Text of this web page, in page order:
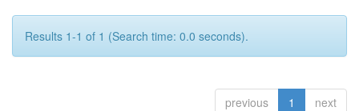
Results 1-1 of 1 (Search time: 0.0 seconds).
previous 1 next